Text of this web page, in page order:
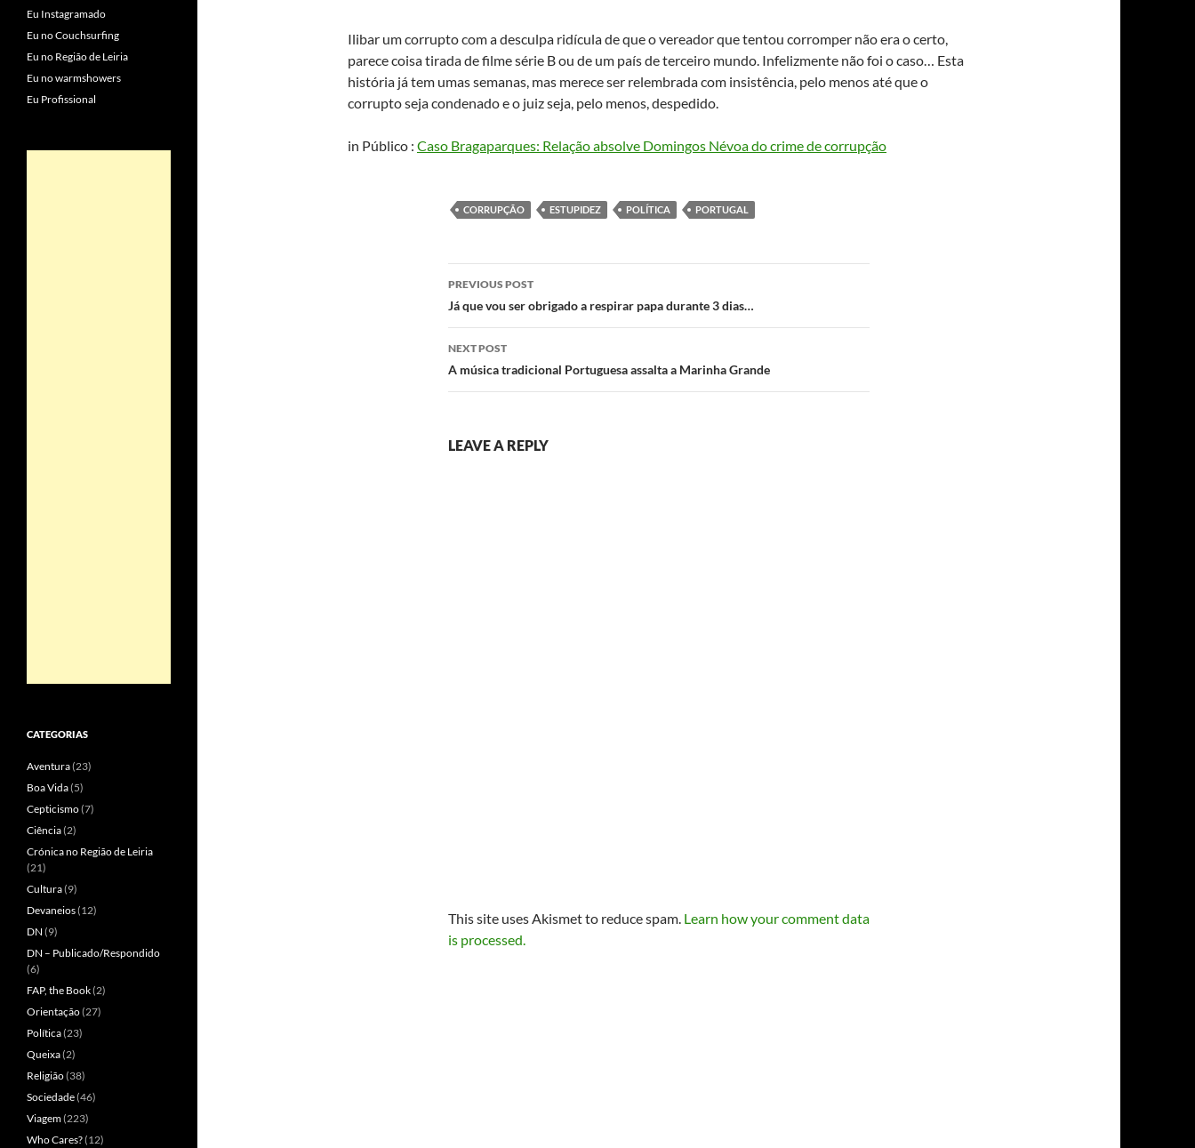
Ilibar um corrupto com a desculpa ridícula de que o vereador que tentou corromper não era o certo,
parece coisa tirada de filme série B ou de um país de terceiro mundo. Infelizmente não foi o caso… Esta
história já tem umas semanas, mas merece ser relembrada com insistência, pelo menos até que o
corrupto seja condenado e o juiz seja, pelo menos, despedido.
in Público : Caso Bragaparques: Relação absolve Domingos Névoa do crime de corrupção
CORRUPÇÃO ESTUPIDEZ POLÍTICA PORTUGAL
Post
navigation
PREVIOUS POST
Já que vou ser obrigado a respirar papa durante 3 dias…
NEXT POST
A música tradicional Portuguesa assalta a Marinha Grande
LEAVE A REPLY
This site uses Akismet to reduce spam. Learn how your comment data
is processed.
Eu Instagramado
Eu no Couchsurfing
Eu no Região de Leiria
Eu no warmshowers
Eu Profissional
CATEGORIAS
Aventura(23)
Boa Vida(5)
Cepticismo(7)
Ciência(2)
Crónica no Região de Leiria
(21)
Cultura(9)
Devaneios(12)
DN (9)
DN – Publicado/Respondido
(6)
FAP, the Book(2)
Orientação(27)
Política(23)
Queixa(2)
Religião(38)
Sociedade(46)
Viagem(223)
Who Cares?(12)